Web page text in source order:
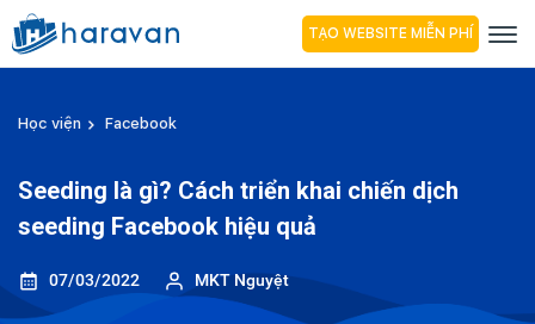
TẠO WEBSITE MIỄN PHÍ
Học viện Facebook
Seeding là gì? Cách triển khai chiến dịch
seeding Facebook hiệu quả
07/03/2022 MKT Nguyệt